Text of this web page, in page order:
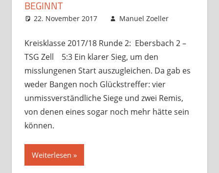
BEGINNT
22. November 2017 Manuel Zoeller
Kreisklasse 2017/18 Runde 2: Ebersbach 2 –
TSG Zell 5:3 Ein klarer Sieg, um den
misslungenen Start auszugleichen. Da gab es
weder Bangen noch Glückstreffer: vier
unmissverständliche Siege und zwei Remis,
von denen eines sogar noch mehr hätte sein
können.
Weiterlesen